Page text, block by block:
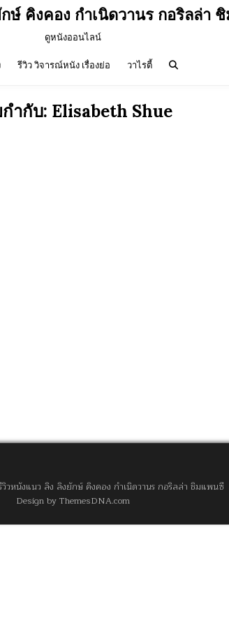
ษ์ คิงคอง กำเนิดวานร กอริลล่า
ดูหนังออนไลน์
รีวิว วิจารณ์หนัง เรื่องย่อ วาไรตี้
ำกับ: Elisabeth Shue
วหนังแนว ลิง ลิงยักษ์ คิงคอง กำเนิดวานร กอริลล่า ชิมแพนซี
Design by ThemesDNA.com